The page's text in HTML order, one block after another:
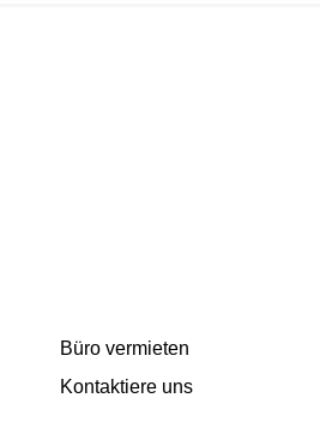
Büro vermieten
Kontaktiere uns